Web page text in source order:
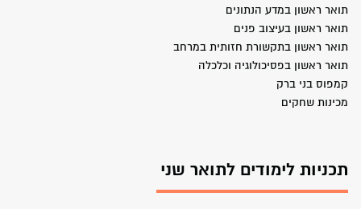
תואר ראשון במדע הנתונים
תואר ראשון בעיצוב פנים
תואר ראשון בתקשורת חזותית במרחב
תואר ראשון בפסיכולוגיה וכלכלה
קמפוס בני ברק
מכינות שחקים
תכניות לימודים לתואר שני